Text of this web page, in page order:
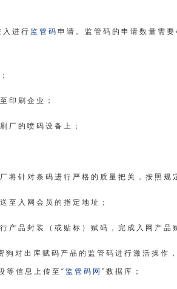
入进行 监管码 申请。监管码的申请数量需
印刷企业；
厂的喷码设备上；
针对条码进行严格的质量把关，按照规
至入网会员的指定地址；
产品封装（或贴标）赋码，完成入网产品
对出库赋码产品的监管码进行激活操作
等信息上传至“ 监管码网 ”数据库；